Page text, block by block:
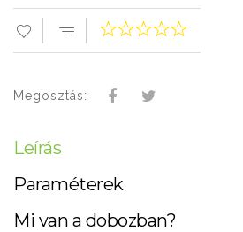
Megosztás:
Leírás
Paraméterek
Mi van a dobozban?